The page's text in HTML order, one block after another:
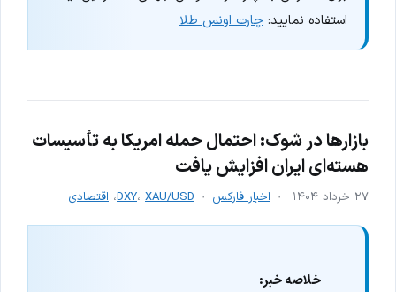
استفاده نمایید: چارت اونس طلا
بازارها در شوک: احتمال حمله امریکا به تأسیسات
هسته‌ای ایران افزایش یافت
۲۷ خرداد ۱۴۰۴ اخبار فارکس DXY، XAU/USD ، اقتصادی
خلاصه خبر: